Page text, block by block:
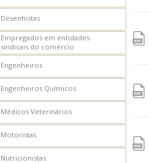
IE
IEC
PCCV
CVCS
IPV
IPS
PESP-S
Desenhistas
Empregados em entidades
sindicais do comércio
Engenheiros
Engenheiros Químicos
Médicos Veterinários
Motoristas
Nutricionistas